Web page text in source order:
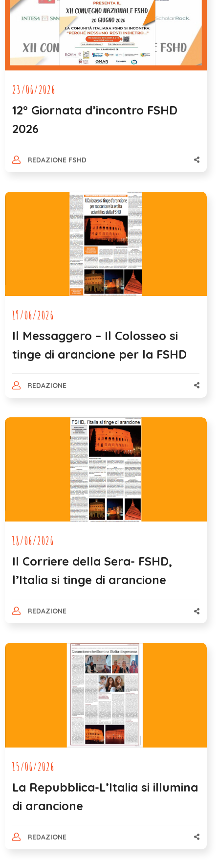
23/06/2026
12° Giornata d’incontro FSHD
2026
REDAZIONE FSHD
19/06/2026
Il Messaggero – Il Colosseo si
tinge di arancione per la FSHD
REDAZIONE
18/06/2026
Il Corriere della Sera- FSHD,
l’Italia si tinge di arancione
REDAZIONE
15/06/2026
La Repubblica-L’Italia si illumina
di arancione
REDAZIONE